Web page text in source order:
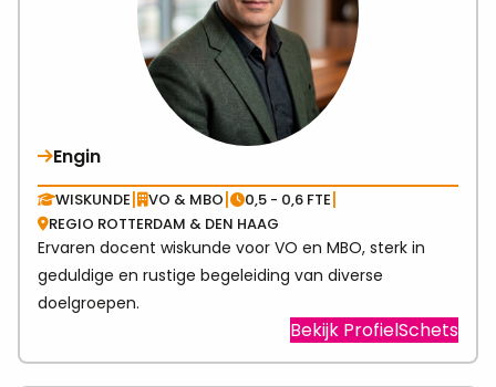
Engin
WISKUNDE| VO & MBO| 0,5 - 0,6 FTE|
REGIO ROTTERDAM & DEN HAAG
Ervaren docent wiskunde voor VO en MBO, sterk in
geduldige en rustige begeleiding van diverse
doelgroepen.
Bekijk ProfielSchetsVisit
link